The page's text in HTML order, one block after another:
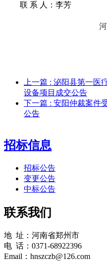
联 系 人： 李芳
上一篇 : 泌阳县第一医
设备项目成交公告
下一篇 : 安阳仲裁案件
公告
招标信息
招标公告
变更公告
中标公告
联系我们
地 址：河南省郑州市
电 话：0371-68922396
Email：hnszczb@126.com